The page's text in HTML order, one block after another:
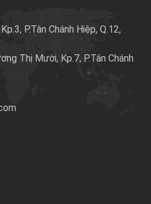
P.Tân Chánh Hiệp, Q.12,
Thị Mười, Kp.7, P.Tân Chánh